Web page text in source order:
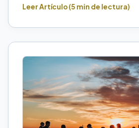
Leer Artículo (5 min de lectura)